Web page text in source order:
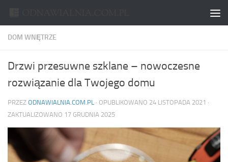
DOM WNĘTRZE
Drzwi przesuwne szklane – nowoczesne
rozwiązanie dla Twojego domu
PRZEZ ODNAWIALNIA.COM.PL · OPUBLIKOWANO 24 LISTOPADA 2021 ·
ZAKTUALIZOWANO 17 GRUDNIA 2025